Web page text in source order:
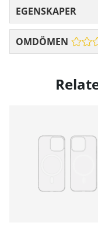
EGENSKAPER
OMDÖMEN